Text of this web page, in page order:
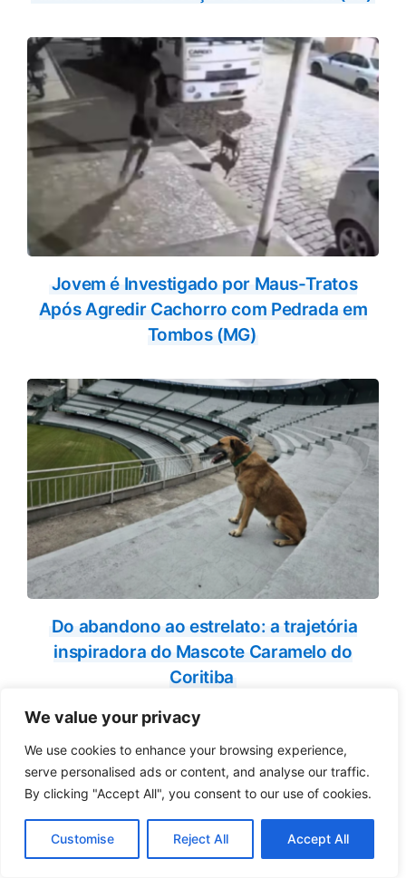
We value your privacy
We use cookies to enhance your browsing experience,
serve personalised ads or content, and analyse our traffic.
By clicking "Accept All", you consent to our use of cookies.
Customise Reject All Accept All
Jovem é Investigado por Maus-Tratos
Após Agredir Cachorro com Pedrada em
Tombos (MG)
Do abandono ao estrelato: a trajetória
inspiradora do Mascote Caramelo do
Coritiba